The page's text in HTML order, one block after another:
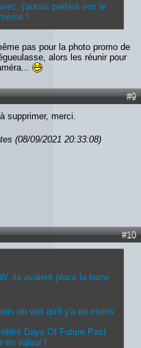
j'aurais préféré voir le
!
pas pour la photo promo de
alors les réunir pour
#9
supprimer, merci.
(08/09/2021 20:33:08)
#10
ils avaient placé la barre
on voit qu'il y'a eu moins
Days Of Future Past
en valeur !